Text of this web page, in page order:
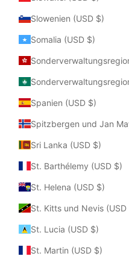
Slowenien (USD $)
Somalia (USD $)
Spanien (USD $)
Spitzbergen und Jan
Sri Lanka (USD $)
St. Barthélemy (USD $)
St. Helena (USD $)
St. Kitts und Nevis (USD
St. Lucia (USD $)
St. Martin (USD $)